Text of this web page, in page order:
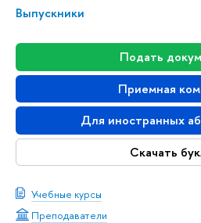
Выпускники
Подать
Приемная
Для иностранных
Скачать
Учебные курсы
Преподаватели